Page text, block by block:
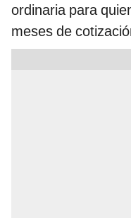
ordinaria para
meses de